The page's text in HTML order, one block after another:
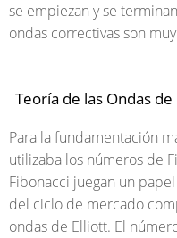
se empiezan y se
ondas correctivas son
Teoría de las Ondas
Para la fundamentación
utilizaba los números de
Fibonacci juegan un
del ciclo de mercado
ondas de Elliott. El